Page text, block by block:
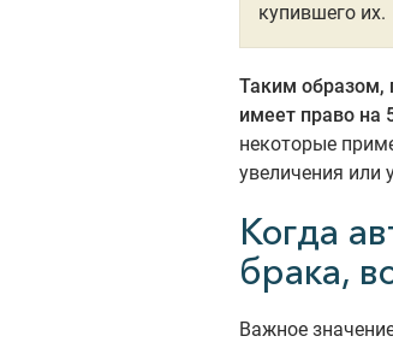
купившего их.
Таким образом,
имеет право на
некоторые
увеличения или
Когда
брака,
Важное